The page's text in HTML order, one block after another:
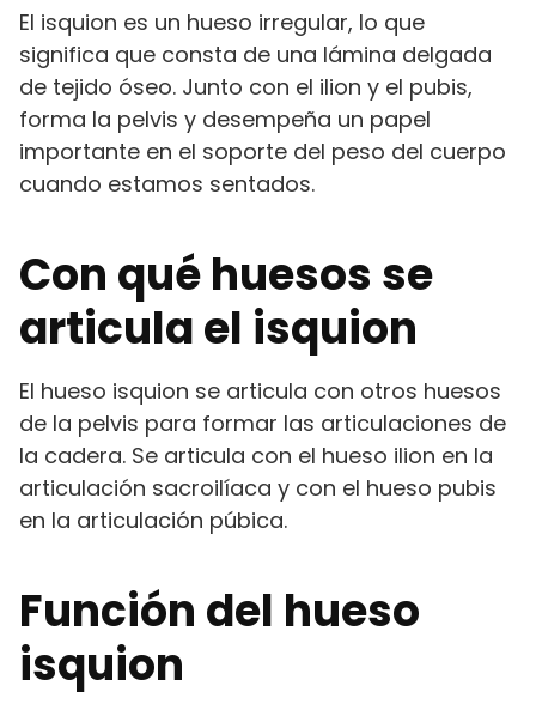
El isquion es un hueso irregular, lo que
significa que consta de una lámina delgada
de tejido óseo. Junto con el ilion y el pubis,
forma la pelvis y desempeña un papel
importante en el soporte del peso del cuerpo
cuando estamos sentados.
Con qué huesos se
articula el isquion
El hueso isquion se articula con otros huesos
de la pelvis para formar las articulaciones de
la cadera. Se articula con el hueso ilion en la
articulación sacroilíaca y con el hueso pubis
en la articulación púbica.
Función del hueso
isquion